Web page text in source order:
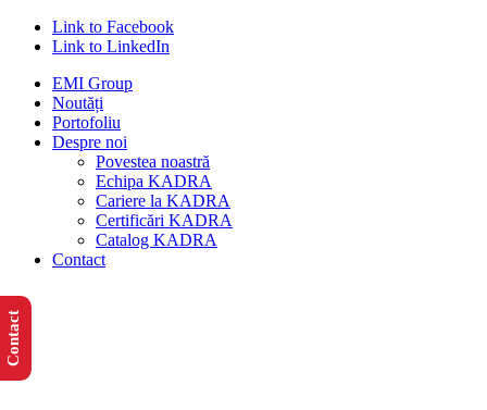
Link to Facebook
Link to LinkedIn
EMI Group
Noutăți
Portofoliu
Despre noi
Povestea noastră
Echipa KADRA
Cariere la KADRA
Certificări KADRA
Catalog KADRA
Contact
Contact